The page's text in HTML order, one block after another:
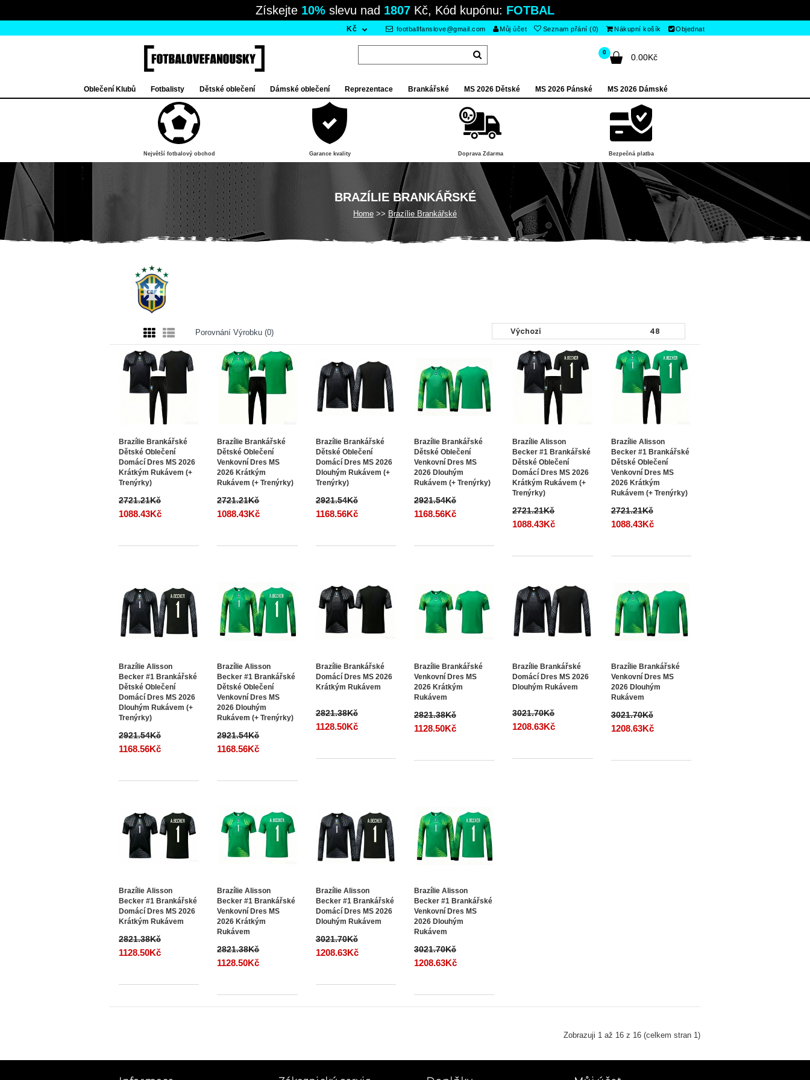
Získejte 10% slevu nad 1807 Kč, Kód kupónu: FOTBAL
Kč footballfanslove@gmail.com Můj účet Seznam přání (0) Nákupní košík Objednat
0
0.00Kč
Oblečení Klubů Fotbalisty Dětské oblečení Dámské oblečení Reprezentace Brankářské MS 2026 Dětské MS 2026 Pánské MS 2026 Dámské
Největší fotbalový obchod Garance kvality Doprava Zdarma Bezpečná platba
BRAZÍLIE BRANKÁŘSKÉ
Home Brazílie Brankářské
Porovnání Výrobku (0)
Brazílie Brankářské
Dětské Oblečení
Domácí Dres MS 2026
Krátkým Rukávem (+
Trenýrky)
2721.21Kč
1088.43Kč
Brazílie Brankářské
Dětské Oblečení
Venkovní Dres MS
2026 Krátkým
Rukávem (+ Trenýrky)
2721.21Kč
1088.43Kč
Brazílie Brankářské
Dětské Oblečení
Domácí Dres MS 2026
Dlouhým Rukávem (+
Trenýrky)
2921.54Kč
1168.56Kč
Brazílie Brankářské
Dětské Oblečení
Venkovní Dres MS
2026 Dlouhým
Rukávem (+ Trenýrky)
2921.54Kč
1168.56Kč
Brazílie Alisson
Becker #1 Brankářské
Dětské Oblečení
Domácí Dres MS 2026
Krátkým Rukávem (+
Trenýrky)
2721.21Kč
1088.43Kč
Brazílie Alisson
Becker #1 Brankářské
Dětské Oblečení
Venkovní Dres MS
2026 Krátkým
Rukávem (+ Trenýrky)
2721.21Kč
1088.43Kč
Brazílie Alisson
Becker #1 Brankářské
Dětské Oblečení
Domácí Dres MS 2026
Dlouhým Rukávem (+
Trenýrky)
2921.54Kč
1168.56Kč
Brazílie Alisson
Becker #1 Brankářské
Dětské Oblečení
Venkovní Dres MS
2026 Dlouhým
Rukávem (+ Trenýrky)
2921.54Kč
1168.56Kč
Brazílie Brankářské
Domácí Dres MS 2026
Krátkým Rukávem
2821.38Kč
1128.50Kč
Brazílie Brankářské
Venkovní Dres MS
2026 Krátkým
Rukávem
2821.38Kč
1128.50Kč
Brazílie Brankářské
Domácí Dres MS 2026
Dlouhým Rukávem
3021.70Kč
1208.63Kč
Brazílie Brankářské
Venkovní Dres MS
2026 Dlouhým
Rukávem
3021.70Kč
1208.63Kč
Brazílie Alisson
Becker #1 Brankářské
Domácí Dres MS 2026
Krátkým Rukávem
2821.38Kč
1128.50Kč
Brazílie Alisson
Becker #1 Brankářské
Venkovní Dres MS
2026 Krátkým
Rukávem
2821.38Kč
1128.50Kč
Brazílie Alisson
Becker #1 Brankářské
Domácí Dres MS 2026
Dlouhým Rukávem
3021.70Kč
1208.63Kč
Brazílie Alisson
Becker #1 Brankářské
Venkovní Dres MS
2026 Dlouhým
Rukávem
3021.70Kč
1208.63Kč
Zobrazuji 1 až 16 z 16 (celkem stran 1)